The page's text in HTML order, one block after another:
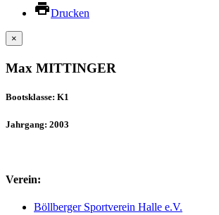
Drucken
×
Max MITTINGER
Bootsklasse: K1
Jahrgang: 2003
Verein:
Böllberger Sportverein Halle e.V.